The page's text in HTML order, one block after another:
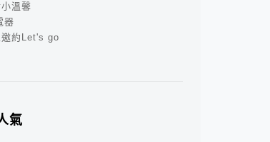
溫馨
器
邀約Let's go
氣